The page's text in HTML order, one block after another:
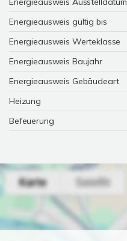
Energieausweis gültig bis
Energieausweis Werteklasse
Energieausweis Baujahr
Energieausweis Gebäudeart
Heizung
Befeuerung